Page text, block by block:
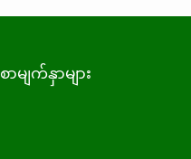
ျက်နှာများ